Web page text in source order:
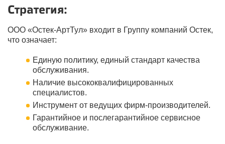
Стратегия:
ООО «Остек-АртТул» входит в Группу компаний Остек,
что означает:
Единую политику, единый стандарт качества
обслуживания.
Наличие высококвалифицированных
специалистов.
Инструмент от ведущих фирм-производителей.
Гарантийное и послегарантийное сервисное
обслуживание.